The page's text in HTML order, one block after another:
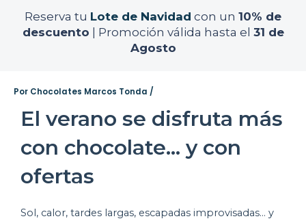
Reserva tu Lote de Navidad con un 10% de
descuento | Promoción válida hasta el 31 de
Agosto
Por Chocolates Marcos Tonda /
El verano se disfruta más
con chocolate... y con
ofertas
Sol, calor, tardes largas, escapadas improvisadas… y